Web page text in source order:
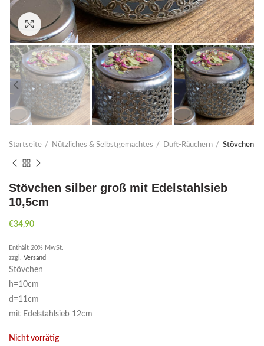
Click to enlarge
Startseite Nützliches & Selbstgemachtes Duft-Räuchern Stövchen
Stövchen silber groß mit Edelstahlsieb
10,5cm
€34,90
Enthält 20% MwSt.
zzgl. Versand
Stövchen
h=10cm
d=11cm
mit Edelstahlsieb 12cm
Nicht vorrätig